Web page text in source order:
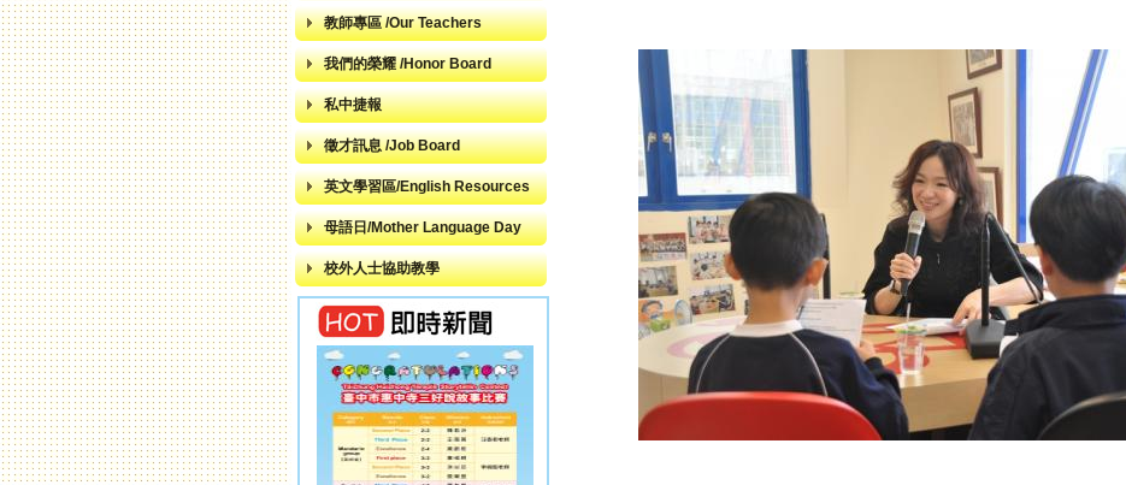
教師專區 /Our Teachers
我們的榮耀 /Honor Board
私中捷報
徵才訊息 /Job Board
英文學習區/English Resources
母語日/Mother Language Day
校外人士協助教學